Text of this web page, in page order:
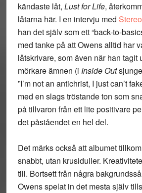
kändaste låt, Lust for Life,
låtarna här. I en intervju med
han det själv som ett “back-to-
med tanke på att Owens alltid har
låtskrivare, som även när han tagit
mörkare ämnen (i Inside Out
”I’m not an antichrist, I just can’t
med en slags tröstande ton som
på tillvaron från ett lite positivare
det påståendet en hel del.
Det märks också att albumet
snabbt, utan krusiduller.
till. Bortsett från några
Owens spelat in det mesta själv